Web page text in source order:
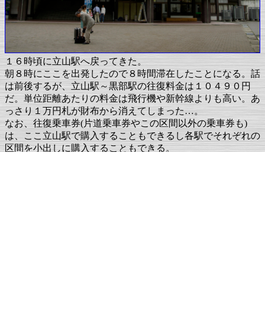
１６時頃に立山駅へ戻ってきた。
朝８時にここを出発したので８時間滞在したことになる。話
は前後するが、立山駅～黒部駅の往復料金は１０４９０円
だ。単位距離あたりの料金は飛行機や新幹線よりも高い。あ
っさり１万円札が財布から消えてしまった…。
なお、往復乗車券(片道乗車券やこの区間以外の乗車券も)
は、ここ立山駅で購入することもできるし各駅でそれぞれの
区間を小出しに購入することもできる。